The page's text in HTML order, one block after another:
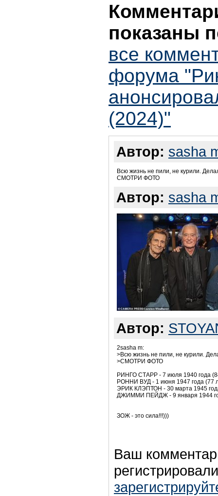
показаны
все
форума
(2024)"
Автор: sasha
Всю жизнь не пили, не курили.
СМОТРИ ФОТО
Автор: sasha
Автор:
2sasha m:
>Всю жизнь не пили, не курили.
>СМОТРИ ФОТО
РИНГО СТАРР - 7 июля 1940 года
РОННИ ВУД - 1 июня 1947 года (77
ЭРИК КЛЭПТОН - 30 марта 1945
ДЖИММИ ПЕЙДЖ - 9 января 1944
ЗОЖ - это сила!!!)))
Ваш